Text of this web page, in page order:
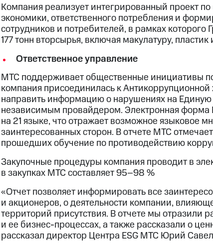
Компания реализует интегрированный проект
экономики, ответственного потребления и
сотрудников и потребителей, в рамках
177 тонн вторсырья, включая макулатуру,
Ответственное управление
МТС поддерживает общественные инициативы
компания присоединилась к
направить информацию о нарушениях на
независимым провайдером. Электронная форма
на 21 языке, что отражает возможное языковое
заинтересованных сторон. В отчете МТС
прошедших обучение по противодействию
Закупочные процедуры компания проводит в
в закупках МТС составляет 95–98 %
«Отчет позволяет информировать все
и акционеров, о деятельности компании,
территорий присутствия. В отчете мы
и ее бизнес-процессах, а также рассказали о
рассказал директор Центра ESG МТС Юрий